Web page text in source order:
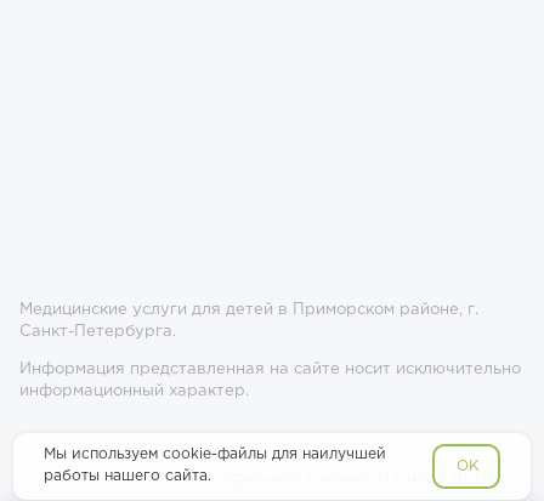
Медицинские услуги для детей в Приморском районе, г.
Санкт-Петербурга.
Информация представленная на сайте носит исключительно
информационный характер.
© 2017-2026 Многопрофильная клиника «Основа Дети»
Мы используем cookie-файлы для наилучшей
работы нашего сайта.
OK